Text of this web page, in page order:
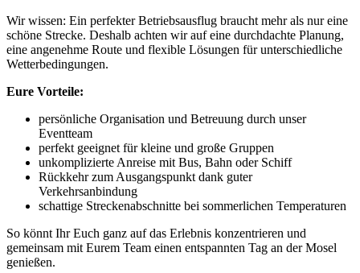
Wir wissen: Ein perfekter Betriebsausflug braucht mehr als nur eine
schöne Strecke. Deshalb achten wir auf eine durchdachte Planung,
eine angenehme Route und flexible Lösungen für unterschiedliche
Wetterbedingungen.
Eure Vorteile:
persönliche Organisation und Betreuung durch unser
Eventteam
perfekt geeignet für kleine und große Gruppen
unkomplizierte Anreise mit Bus, Bahn oder Schiff
Rückkehr zum Ausgangspunkt dank guter
Verkehrsanbindung
schattige Streckenabschnitte bei sommerlichen Temperaturen
So könnt Ihr Euch ganz auf das Erlebnis konzentrieren und
gemeinsam mit Eurem Team einen entspannten Tag an der Mosel
genießen.